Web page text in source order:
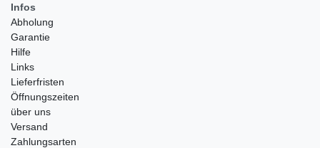
Infos
Abholung
Garantie
Hilfe
Links
Lieferfristen
Öffnungszeiten
über uns
Versand
Zahlungsarten